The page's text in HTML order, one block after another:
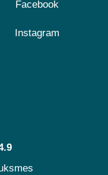
Facebook
Instagram